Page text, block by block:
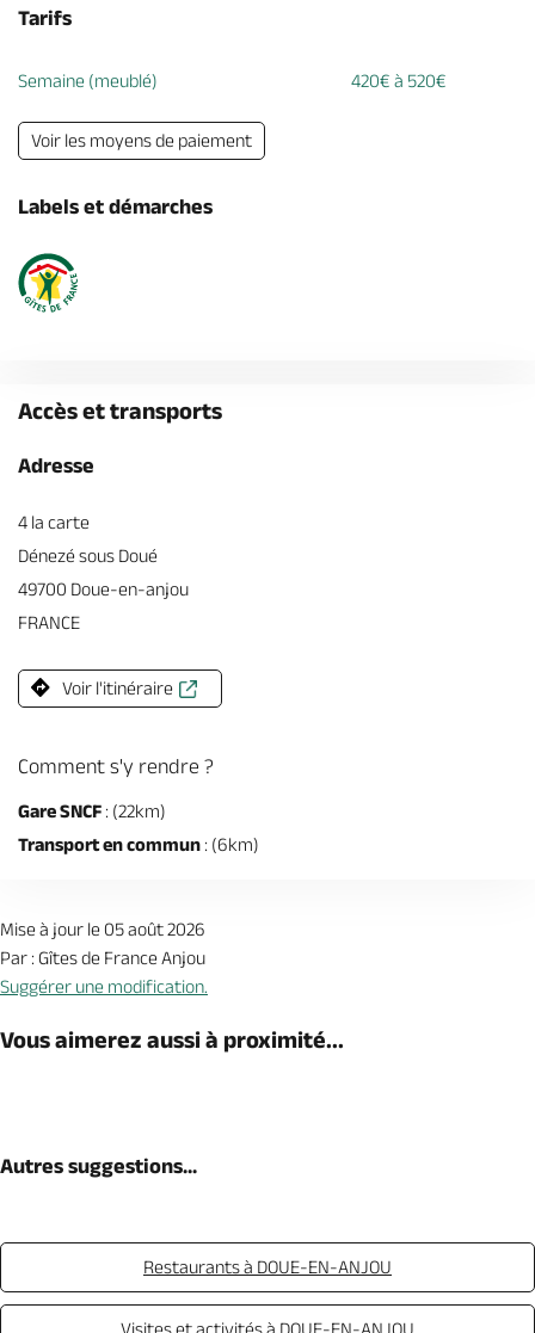
Tarifs
Semaine (meublé) 420€ à 520€
Voir les moyens de paiement
Labels et démarches
Accès et transports
Adresse
4 la carte
Dénezé sous Doué
49700 Doue-en-anjou
FRANCE
Voir l'itinéraire
Comment s'y rendre ?
Gare SNCF : (22km)
Transport en commun : (6km)
Mise à jour le 05 août 2026
Par : Gîtes de France Anjou
Suggérer une modification.
Vous aimerez aussi à proximité...
Autres suggestions...
Restaurants à DOUE-EN-ANJOU
Visites et activités à DOUE-EN-ANJOU